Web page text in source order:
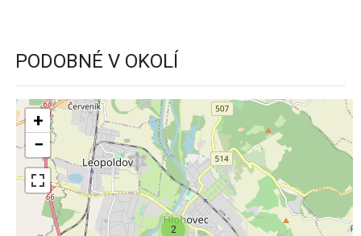
PODOBNÉ V OKOLÍ
2
+
−